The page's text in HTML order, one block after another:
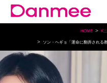
HOME K
ソン・ヘギョ「運命に翻弄される